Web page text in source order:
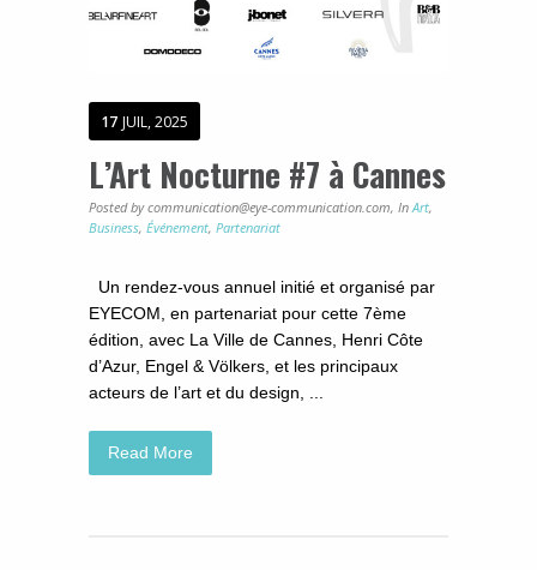
17 JUIL, 2025
L’Art Nocturne #7 à Cannes
Posted by communication@eye-communication.com, InArt,
Business, Événement, Partenariat
Un rendez-vous annuel initié et organisé par
EYECOM, en partenariat pour cette 7ème
édition, avec La Ville de Cannes, Henri Côte
d’Azur, Engel & Völkers, et les principaux
acteurs de l’art et du design, ...
Read More